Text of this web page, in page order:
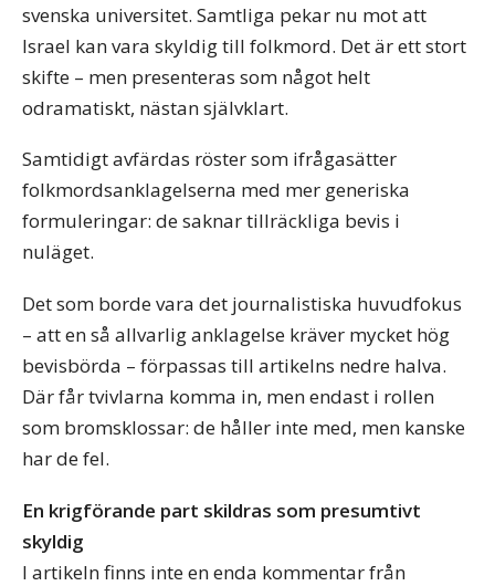
svenska universitet. Samtliga pekar nu mot att
Israel kan vara skyldig till folkmord. Det är ett stort
skifte – men presenteras som något helt
odramatiskt, nästan självklart.
Samtidigt avfärdas röster som ifrågasätter
folkmordsanklagelserna med mer generiska
formuleringar: de saknar tillräckliga bevis i
nuläget.
Det som borde vara det journalistiska huvudfokus
– att en så allvarlig anklagelse kräver mycket hög
bevisbörda – förpassas till artikelns nedre halva.
Där får tvivlarna komma in, men endast i rollen
som bromsklossar: de håller inte med, men kanske
har de fel.
En krigförande part skildras som presumtivt
skyldig
I artikeln finns inte en enda kommentar från